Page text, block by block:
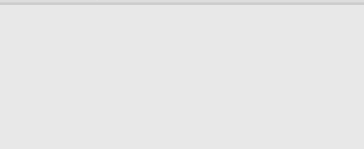
In Hiflex khổ lớn